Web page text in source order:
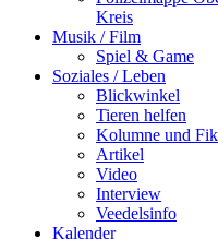
Kreis
Musik / Film
Spiel & Game
Soziales / Leben
Blickwinkel
Tieren helfen
Kolumne und
Artikel
Video
Interview
Veedelsinfo
Kalender